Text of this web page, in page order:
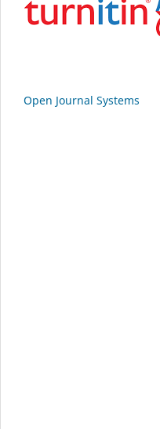
Open Journal Systems